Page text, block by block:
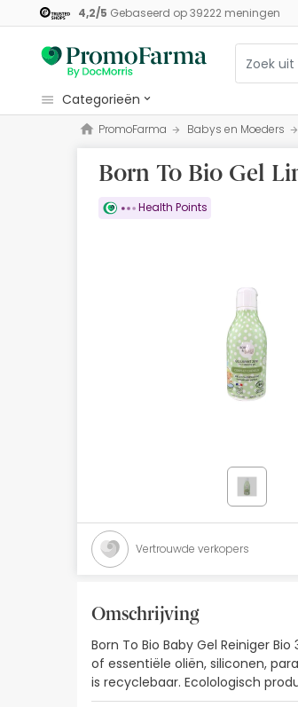
4,2/5 Gebaseerd op39222meningen
categorieën
Cosmetica
Gezondheid
Hygiëne
Beste verkopers
Health Points
PromoFarma Babys en Moeders
Born To Bio Gel
Health Points
Vertrouwde verkopers
Omschrijving
Born To Bio Baby Gel Reiniger
of essentiële oliën, siliconen,
is recyclebaar. Ecolologisch